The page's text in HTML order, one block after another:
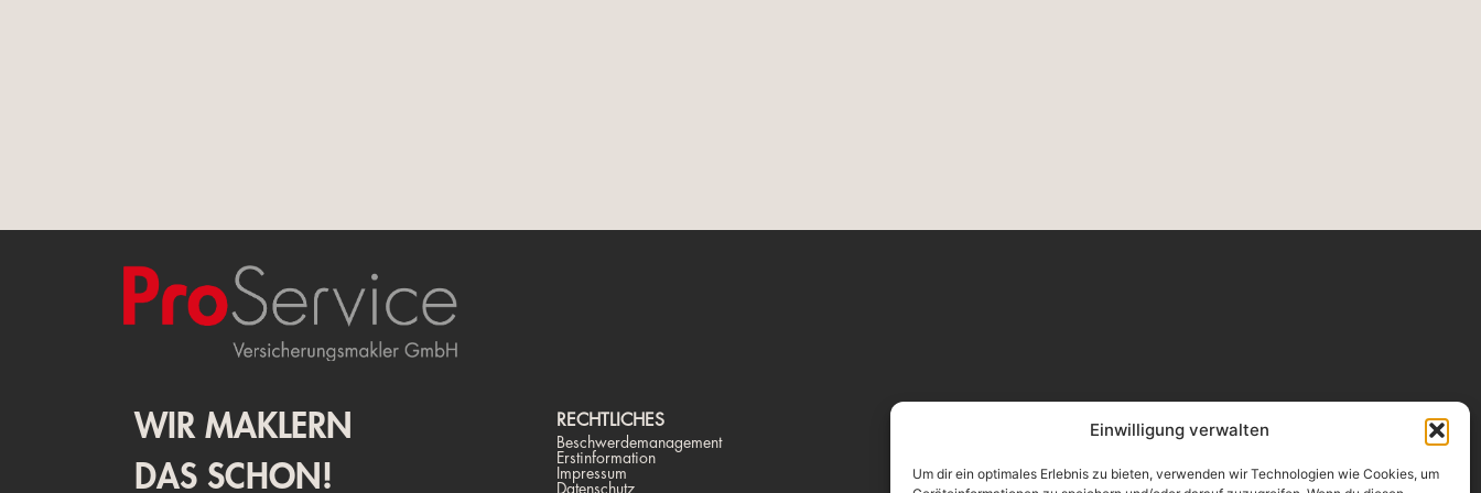
Einwilligung verwalten
Um dir ein optimales Erlebnis zu bieten, verwenden wir Technologien wie Cookies, um
WIR MAKLERN
DAS SCHON!
RECHTLICHES
Beschwerdemanagement
Erstinformation
Impressum
Datenschutz
ProService Versicherungsmakler GmbH
Tel.: 0221 / 931 254 - 0
mail@proservicekoeln.de